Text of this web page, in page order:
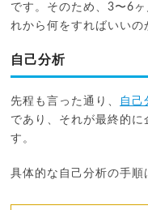
です。そのため、3〜6
れから何をすればいいの
自己分析
先程も言った通り、 自己
であり、それが最終的
す。
具体的な自己分析の手順